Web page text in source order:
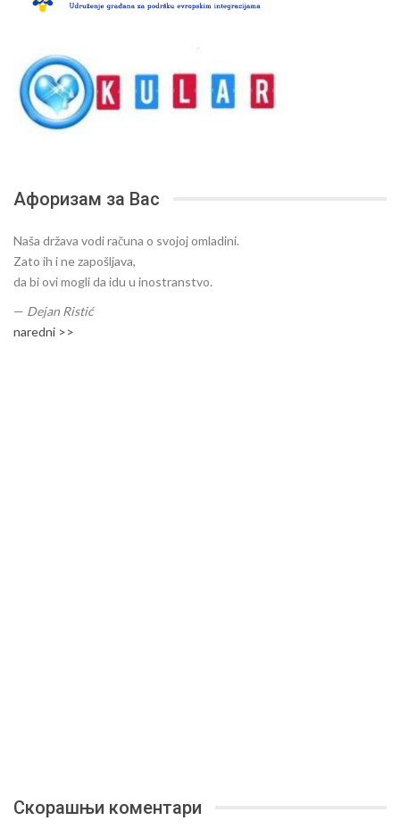
Афоризам за Вас
Naša država vodi računa o svojoj omladini.
Zato ih i ne zapošljava,
da bi ovi mogli da idu u inostranstvo.
— Dejan Ristić
naredni >>
Скорашњи коментари